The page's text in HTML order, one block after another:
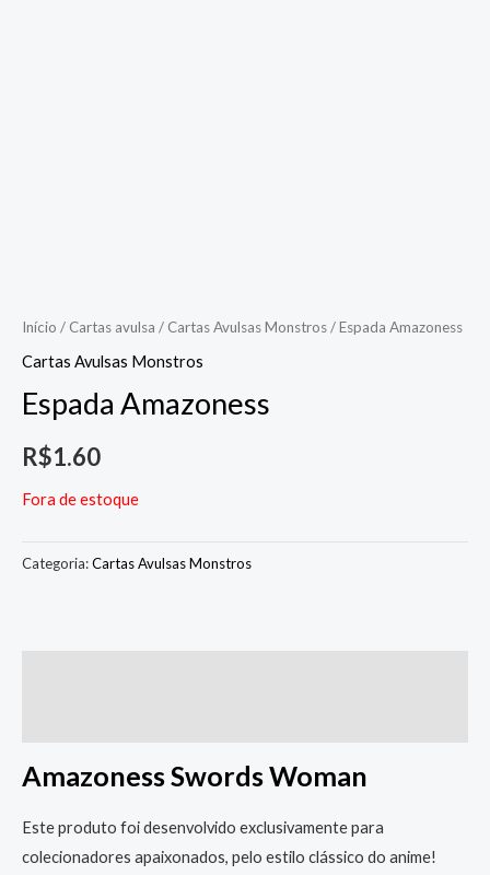
Início / Cartas avulsa / Cartas Avulsas Monstros/ Espada Amazoness
Cartas Avulsas Monstros
Espada Amazoness
R$1.60
Fora de estoque
Categoria:Cartas Avulsas Monstros
Amazoness Swords Woman
Este produto foi desenvolvido exclusivamente para
colecionadores apaixonados, pelo estilo clássico do anime!